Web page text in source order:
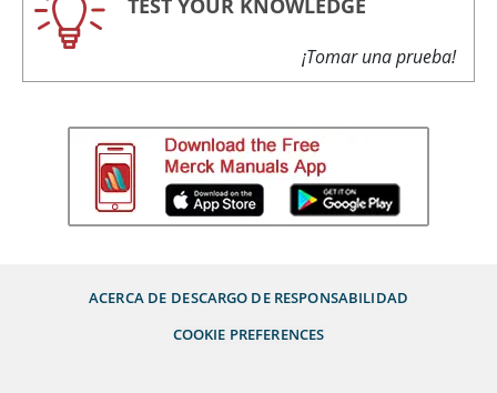
TEST YOUR KNOWLEDGE
¡Tomar una prueba!
ACERCA DE DESCARGO DE RESPONSABILIDAD
COOKIE PREFERENCES